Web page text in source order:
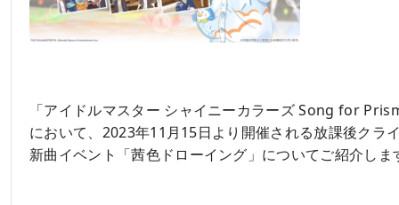
「アイドルマスター シャイニーカラーズ Song for
において、2023年11月15日より開催される放課後クラ
新曲イベント「茜色ドローイング」についてご紹介しま